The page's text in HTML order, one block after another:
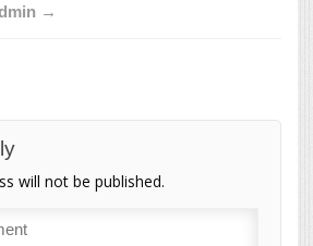
→
will not be published.